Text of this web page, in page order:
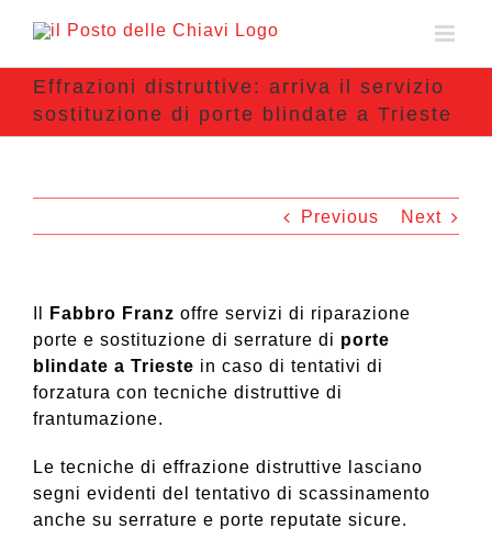
Effrazioni distruttive: arriva il servizio
sostituzione di porte blindate a Trieste
Previous Next
Fabbro Franz offre servizi di riparazione
porte e sostituzione di serrature di porte
blindate a Trieste in caso di tentativi di
forzatura con tecniche distruttive di
frantumazione.
Le tecniche di effrazione distruttive lasciano
segni evidenti del tentativo di scassinamento
anche su serrature e porte reputate sicure.